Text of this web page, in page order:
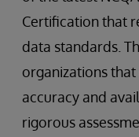
Certification that
data standards.
organizations
accuracy and
rigorous